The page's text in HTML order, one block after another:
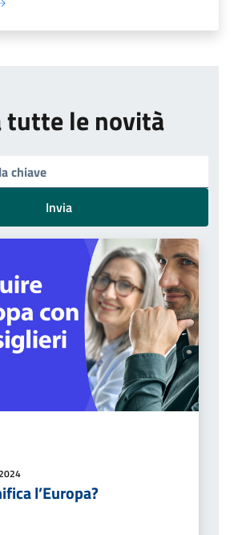
tutte le novità
Invia
l’Europa?